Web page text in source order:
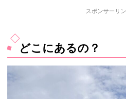
スポンサーリ
どこにあるの？